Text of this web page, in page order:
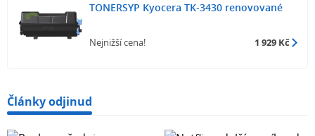
TONERSYP Kyocera TK-3430 renovované
Nejnižší cena! 1 929 Kč
Články odjinud